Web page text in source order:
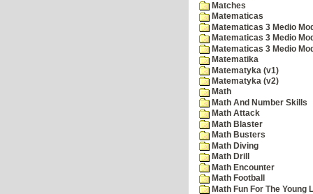
Matches
Matematicas
Matematicas 3 Medio
Matematicas 3 Medio
Matematicas 3 Medio
Matematika
Matematyka (v1)
Matematyka (v2)
Math
Math And Number Skills
Math Attack
Math Blaster
Math Busters
Math Diving
Math Drill
Math Encounter
Math Football
Math Fun For The Young